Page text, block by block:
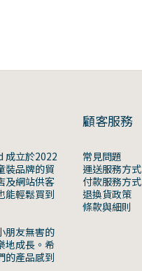
立於2022
裝品牌的貿
及網站供客
能輕鬆買到
朋友無害的
地成長。希
的產品感到
顧客服務
常見問題
運送服務方式
付款服務方式
退換貨政策
條款與細則